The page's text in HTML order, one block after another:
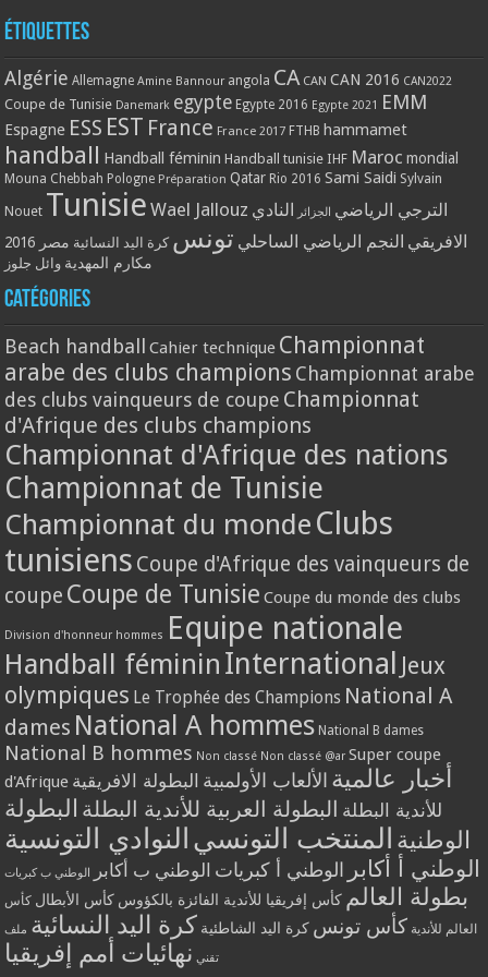
Étiquettes
Algérie Allemagne Amine Bannour angola CA CAN CAN 2016 CAN2022
Coupe de Tunisie Danemark egypte Egypte 2016 Egypte 2021 EMM
Espagne ESS EST France France 2017 FTHB hammamet
handball Handball féminin Handball tunisie IHF Maroc mondial
Mouna Chebbah Pologne Préparation Qatar Rio 2016 Sami Saidi Sylvain
Nouet Tunisie Wael Jallouz الترجي الرياضي الجزائر
النادي
الافريقي النجم الرياضي الساحلي تونس كرة اليد النسائية مصر 2016
مكارم المهدية وائل جلوز
Catégories
Beach handball Cahier technique Championnat
arabe des clubs champions Championnat arabe
des clubs vainqueurs de coupe Championnat
d'Afrique des clubs champions
Championnat d'Afrique des nations
Championnat de Tunisie
Championnat du monde Clubs
tunisiens Coupe d'Afrique des vainqueurs de
coupe Coupe de Tunisie Coupe du monde des clubs
Division d'honneur hommes Equipe nationale
Handball féminin International
Jeux
olympiques Le Trophée des Champions National A
dames National A hommes National B dames
National B hommes Non classé Non classé @ar Super coupe
d'Afrique
أخبار عالمية الألعاب الأولمبية البطولة الافريقية
للأندية البطلة البطولة العربية للأندية البطلة البطولة
الوطنية المنتخب التونسي النوادي التونسية
الوطني أ أكابر الوطني أ كبريات الوطني ب أكابر الوطني ب كبريات
بطولة العالم كأس إفريقيا للأندية الفائزة بالكؤوس كأس الأبطال كأس
العالم للأندية كأس تونس كرة اليد الشاطئية كرة اليد النسائية ملف
تقني نهائيات أمم إفريقيا